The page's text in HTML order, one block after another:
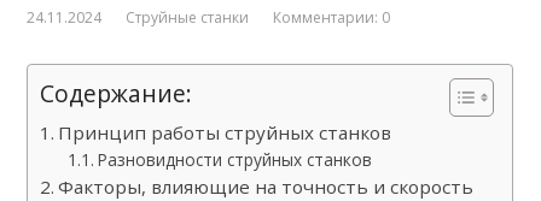
24.11.2024 Струйные станки Комментарии: 0
Содержание:
Принцип работы струйных станков
Разновидности струйных станков
Факторы, влияющие на точность и скорость